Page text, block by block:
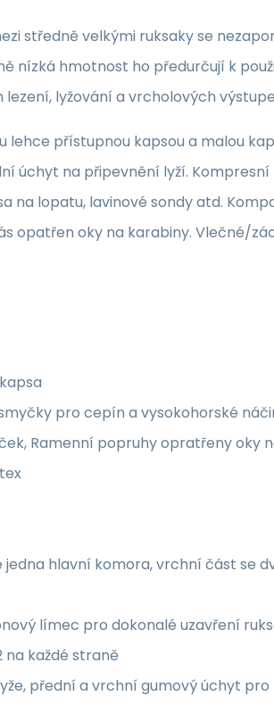
středně velkými ruksaky se
nízká hmotnost ho předurčují k
lyžování a vrcholových
lehce přístupnou kapsou a malou
úchyt na připevnění lyží.
na lopatu, lavinové sondy atd.
opatřen oky na karabiny. Vlečné/
pro cepín a vysokohorské
Ramenní popruhy opratřeny oky
hlavní komora, vrchní část se
límec pro dokonalé uzavření
každé straně
přední a vrchní gumový úchyt